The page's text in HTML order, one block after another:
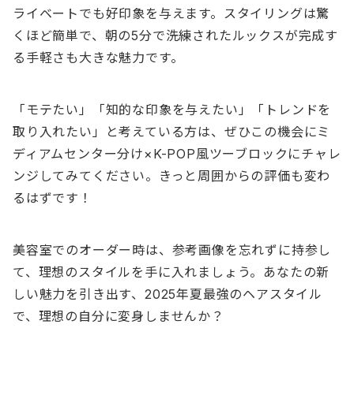
ライベートでも好印象を与えます。スタイリングは驚
くほど簡単で、朝の5分で洗練されたルックスが完成す
る手軽さも大きな魅力です。
「モテたい」「知的な印象を与えたい」「トレンドを
取り入れたい」と考えている方は、ぜひこの機会にミ
ディアムセンター分け×K-POP風ツーブロックにチャレ
ンジしてみてください。きっと周囲からの評価も変わ
るはずです！
美容室でのオーダー時は、参考画像を忘れずに持参し
て、理想のスタイルを手に入れましょう。あなたの新
しい魅力を引き出す、2025年夏最強のヘアスタイル
で、理想の自分に変身しませんか？